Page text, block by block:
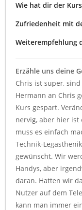
Wie hat dir der
Zufriedenheit mit
Weiterempfehlung
Erzähle uns deine
Chris ist super,
Hermann an Chris
Kurs gespart.
nervig, aber hier ist
muss es einfach
Technik-
gewünscht. Wir
Handys, aber
daran. Hatten wir
Nutzer auf dem
kann man immer